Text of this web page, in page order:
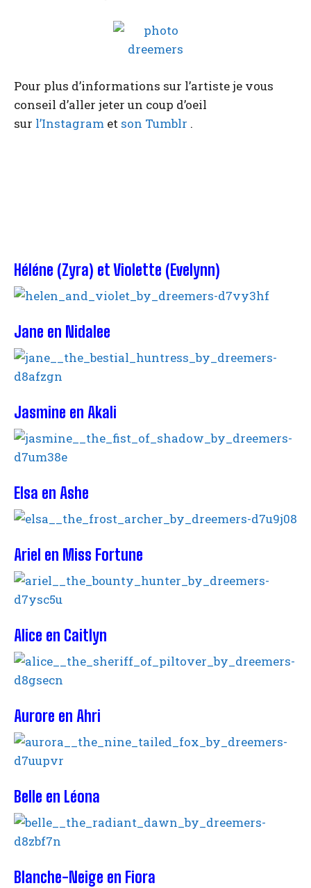
Pour plus d’informations sur l’artiste je vous
conseil d’aller jeter un coup d’oeil
sur l’Instagram et son Tumblr .
Héléne (Zyra) et Violette (Evelynn)
Jane en Nidalee
Jasmine en Akali
Elsa en Ashe
Ariel en Miss Fortune
Alice en Caitlyn
Aurore en Ahri
Belle en Léona
Blanche-Neige en Fiora